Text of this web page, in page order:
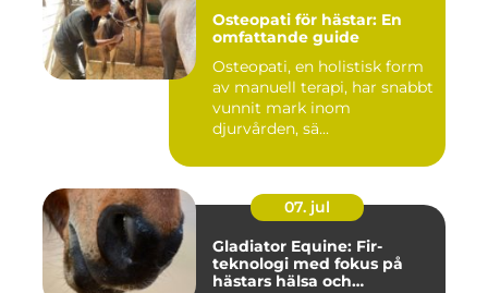
Osteopati för hästar: En
omfattande guide
Osteopati, en holistisk form
av manuell terapi, har snabbt
vunnit mark inom
djurvården, sä...
07. jul
Gladiator Equine: Fir-
teknologi med fokus på
hästars hälsa och